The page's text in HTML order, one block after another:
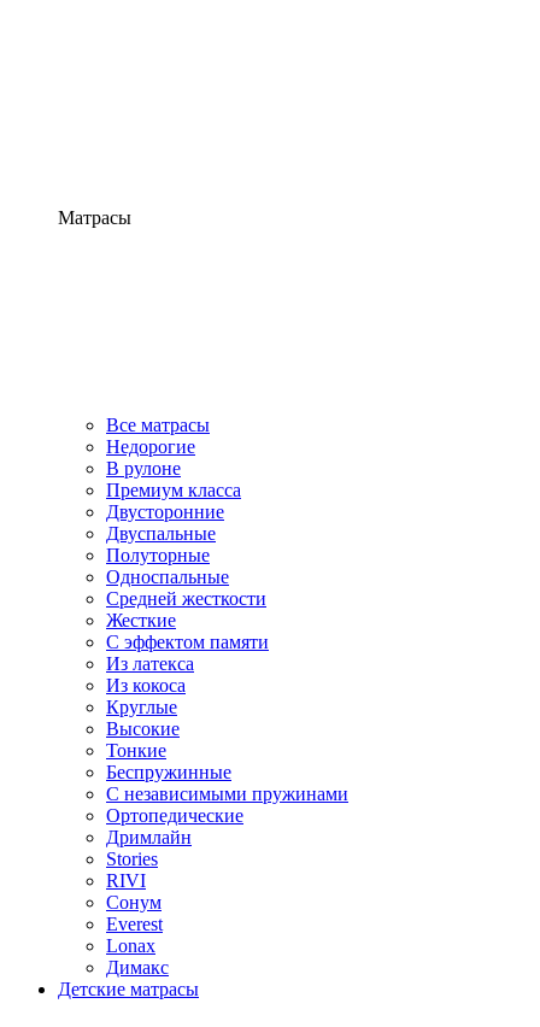
Матрасы
Все матрасы
Недорогие
В рулоне
Премиум класса
Двусторонние
Двуспальные
Полуторные
Односпальные
Средней жесткости
Жесткие
С эффектом памяти
Из латекса
Из кокоса
Круглые
Высокие
Тонкие
Беспружинные
С независимыми пружинами
Ортопедические
Дримлайн
Stories
RIVI
Сонум
Everest
Lonax
Димакс
Детские матрасы